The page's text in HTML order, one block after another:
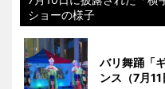
ショーの様子
バリ舞踊「
ンス（7月11